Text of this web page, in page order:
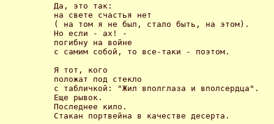
Да, это так:
на свете счастья нет
( на том я не был, стало быть, на этом).
Но если - ах! -
погибну на войне
с самим собой, то все-таки - поэтом.
Я тот, кого
положат под стекло
с табличкой: "Жил вполглаза и вполсердца".
Еще рывок.
Последнее кило.
Стакан портвейна в качестве десерта.